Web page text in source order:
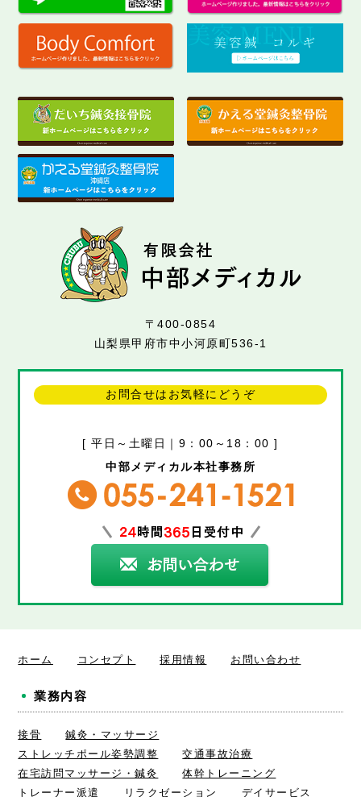
〒400-0854
山梨県甲府市中小河原町536-1
お問合せはお気軽にどうぞ
[ 平日～土曜日｜9：00～18：00 ]
中部メディカル本社事務所
ホーム コンセプト 採用情報 お問い合わせ
業務内容
接骨
鍼灸・マッサージ
ストレッチポール姿勢調整
交通事故治療
在宅訪問マッサージ・鍼灸
体幹トレーニング
トレーナー派遣
リラクゼーション デイサービス